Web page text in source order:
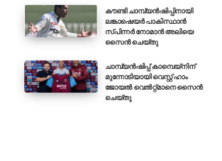
കൗണ്ടി ചാമ്പ്യൻഷിപ്പിനായി
ലങ്കാഷെയർ പാകിസ്ഥാൻ
സ്പിന്നർ നോമാൻ അലിയെ
സൈൻ ചെയ്തു
ചാമ്പ്യൻഷിപ്പ് കാമ്പെയ്‌നിന്
മുന്നോടിയായി വെസ്റ്റ് ഹാം
ജോയൽ വെൽറ്റ്മാനെ സൈൻ
ചെയ്തു